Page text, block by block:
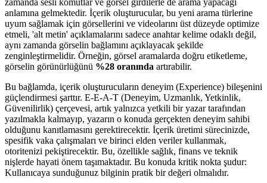
anlamına gelmektedir. İçerik oluşturucular, bu yeni arama türlerine
uyum sağlamak için görsellerini ve videolarını üst düzeyde optimize
etmeli, 'alt metin' açıklamalarını sadece anahtar kelime odaklı değil,
aynı zamanda görselin bağlamını açıklayacak şekilde
zenginleştirmelidir. Örneğin, görsel aramalarda doğru etiketleme,
görselin görünürlüğünü %28 oranında artırabilir.
Bu bağlamda, içerik oluşturucuların deneyim (Experience) bileşenini
güçlendirmesi şarttır. E-E-A-T (Deneyim, Uzmanlık, Yetkinlik,
Güvenilirlik) çerçevesi, artık yalnızca yetkili bir yazar tarafından
yazılmakla kalmayıp, yazarın o konuda gerçekten deneyim sahibi
olduğunu kanıtlamasını gerektirecektir. İçerik üretimi sürecinizde,
spesifik vaka çalışmaları ve birinci elden veriler kullanmak,
otoritenizi pekiştirecektir. Bu, özellikle sağlık, finans ve teknik
nişlerde hayati önem taşımaktadır. Bu konuda kritik nokta şudur:
Kullanıcaya sunduğunuz bilginin pratik bir değeri olmalıdır.